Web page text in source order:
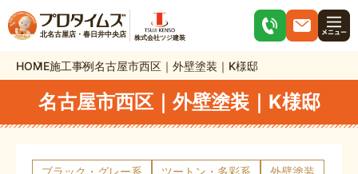
北名古屋店・春日井中央店 株式会社ツジ建装
HOME施工事例名古屋市西区｜外壁塗装｜K様邸
名古屋市西区｜外壁塗装｜K様邸
ブラック・グレー系 ツートン・多彩系
外壁塗装